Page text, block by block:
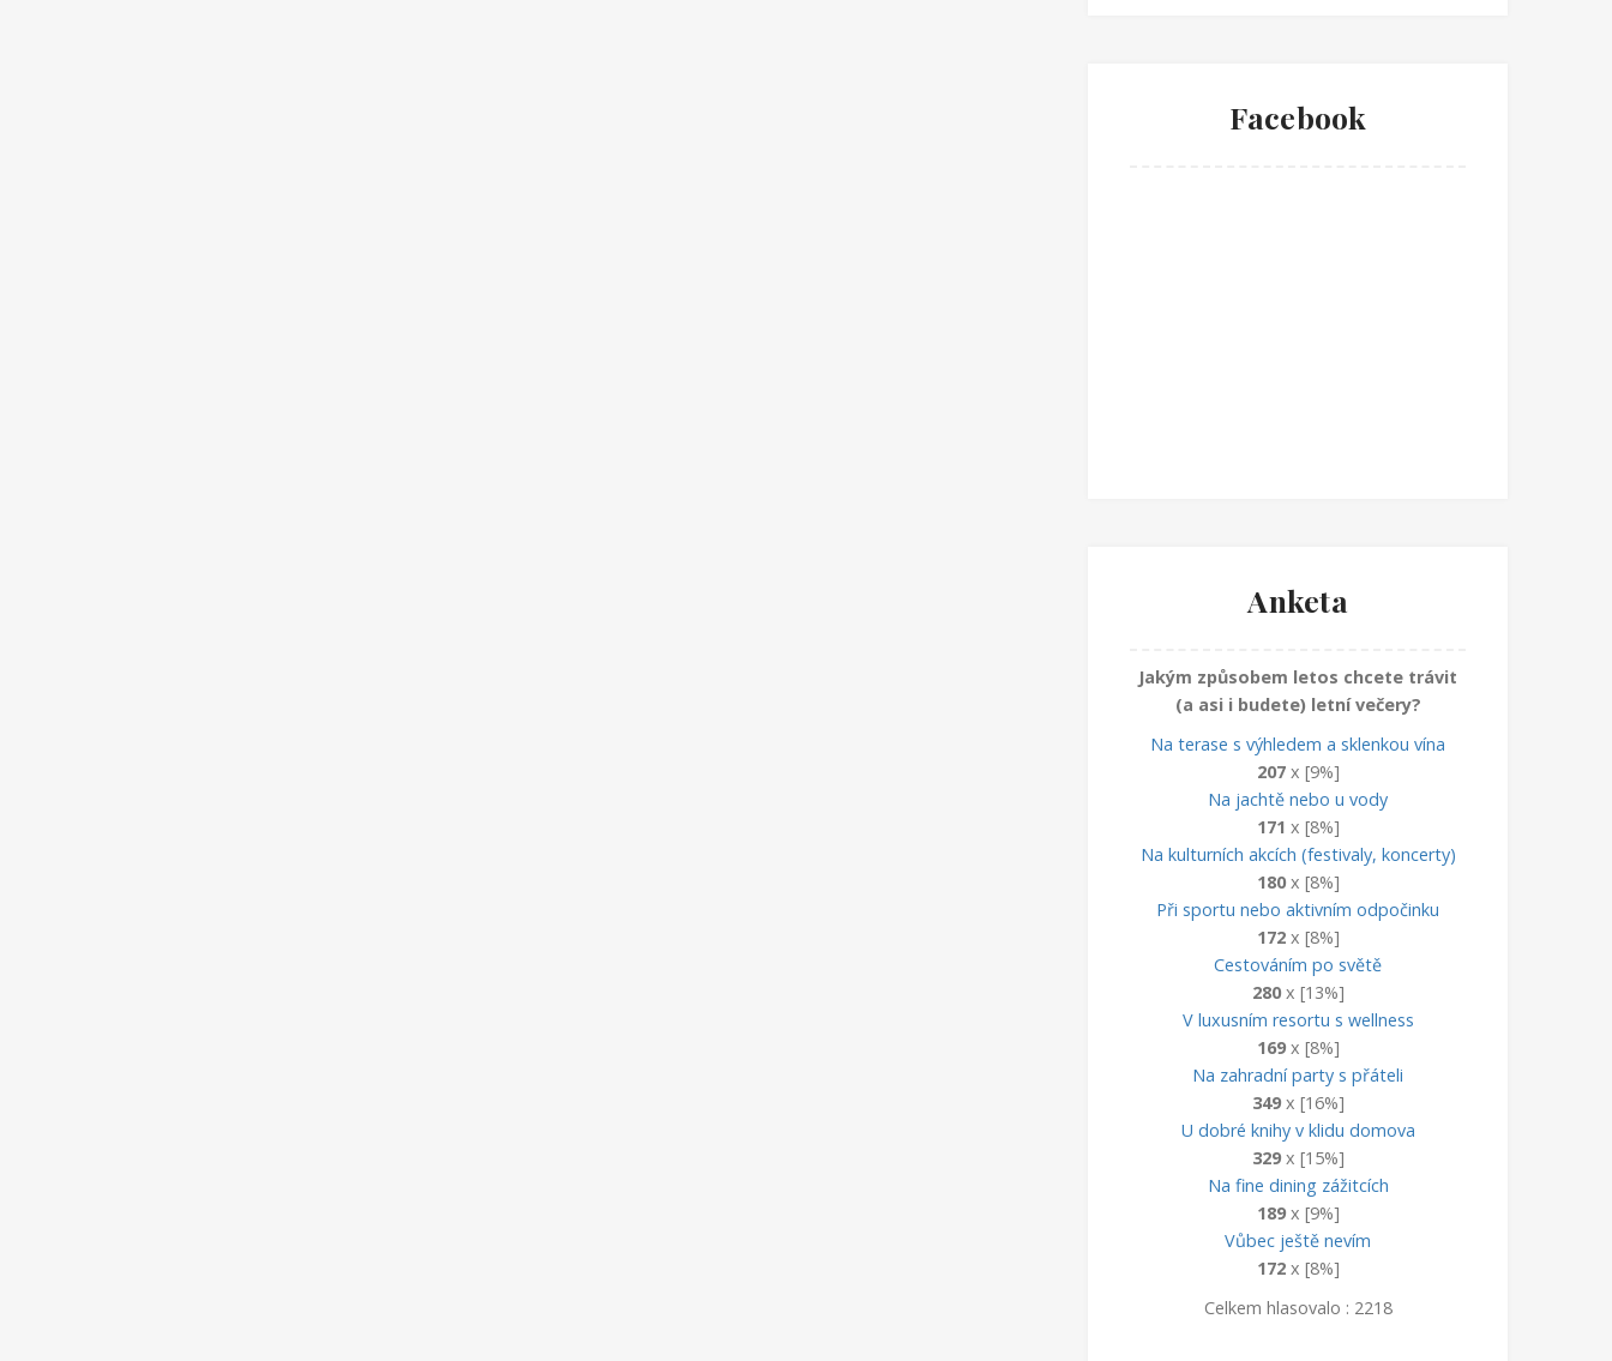
Facebook
Anketa
Jakým způsobem letos chcete trávit
(a asi i budete) letní večery?
Na terase s výhledem a sklenkou vína
207x [9%]
Na jachtě nebo u vody
171 x [8%]
Na kulturních akcích (festivaly, koncerty)
180x [8%]
Při sportu nebo aktivním odpočinku
172x [8%]
Cestováním po světě
280x [13%]
V luxusním resortu s wellness
169x [8%]
Na zahradní party s přáteli
349x [16%]
U dobré knihy v klidu domova
329x [15%]
Na fine dining zážitcích
189x [9%]
Vůbec ještě nevím
172x [8%]
Celkem hlasovalo : 2218